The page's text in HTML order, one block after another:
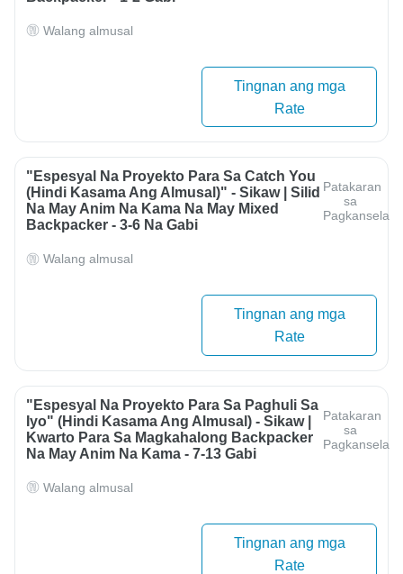
Walang almusal
Tingnan ang mga
Rate
"Espesyal Na Proyekto Para Sa Catch You
(Hindi Kasama Ang Almusal)" - Sikaw | Silid
Na May Anim Na Kama Na May Mixed
Backpacker - 3-6 Na Gabi
Patakaran
sa
Pagkansela
Walang almusal
Tingnan ang mga
Rate
"Espesyal Na Proyekto Para Sa Paghuli Sa
Iyo" (hindi Kasama Ang Almusal) - Sikaw |
Kwarto Para Sa Magkahalong Backpacker
Na May Anim Na Kama - 7-13 Gabi
Patakaran
sa
Pagkansela
Walang almusal
Tingnan ang mga
Rate